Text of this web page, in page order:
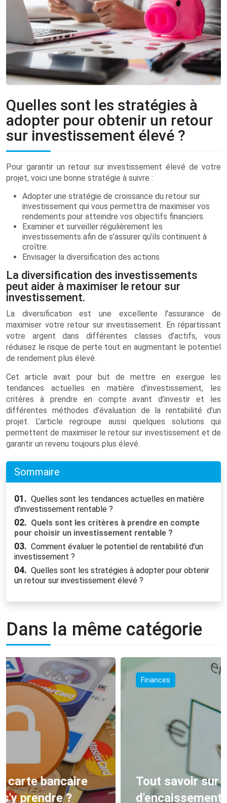
Quelles sont les stratégies à
adopter pour obtenir un retour
sur investissement élevé ?
Pour garantir un retour sur investissement élevé de votre
projet, voici une bonne stratégie à suivre :
Adopter une stratégie de croissance du retour sur
investissement qui vous permettra de maximiser vos
rendements pour atteindre vos objectifs financiers.
Examiner et surveiller régulièrement les
investissements afin de s’assurer qu’ils continuent à
croître.
Envisager la diversification des actions
La diversification des investissements
peut aider à maximiser le retour sur
investissement.
La diversification est une excellente l'assurance de
maximiser votre retour sur investissement. En répartissant
votre argent dans différentes classes d’actifs, vous
réduisez le risque de perte tout en augmentant le potentiel
de rendement plus élevé.
Cet article avait pour but de mettre en exergue les
tendances actuelles en matière d’investissement, les
critères à prendre en compte avant d’investir et les
différentes méthodes d’évaluation de la rentabilité d’un
projet. L’article regroupe aussi quelques solutions qui
permettent de maximiser le retour sur investissement et de
garantir un revenu toujours plus élevé.
Sommaire
01. Quelles sont les tendances actuelles en matière
d'investissement rentable ?
02. Quels sont les critères à prendre en compte
pour choisir un investissement rentable ?
03. Comment évaluer le potentiel de rentabilité d’un
investissement ?
04. Quelles sont les stratégies à adopter pour obtenir
un retour sur investissement élevé ?
Dans la même catégorie
Finances
Tout savoir sur le délai
d'encaissement d'un chèque